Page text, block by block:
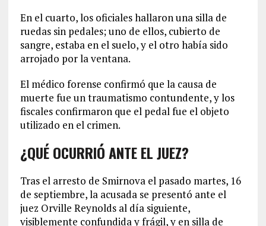
En el cuarto, los oficiales hallaron una silla de
ruedas sin pedales; uno de ellos, cubierto de
sangre, estaba en el suelo, y el otro había sido
arrojado por la ventana.
El médico forense confirmó que la causa de
muerte fue un traumatismo contundente, y los
fiscales confirmaron que el pedal fue el objeto
utilizado en el crimen.
¿QUÉ OCURRIÓ ANTE EL JUEZ?
Tras el arresto de Smirnova el pasado martes, 16
de septiembre, la acusada se presentó ante el
juez Orville Reynolds al día siguiente,
visiblemente confundida y frágil, y en silla de